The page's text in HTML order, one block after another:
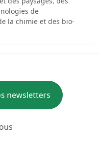
de
la chimie et des bio-
newsletters